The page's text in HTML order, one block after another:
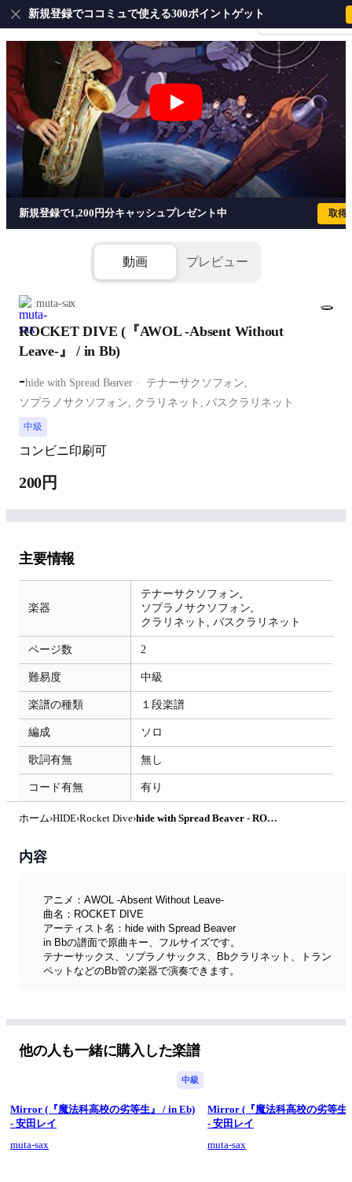
会員登録・ログイ
新規登録でココミュで使える300ポイントゲット
ROCKET DIVE (『AWOL -Absent
新規登録で1,200円分キャッシュプレゼント中 取得
動画 プレビュー
muta-sax
ROCKET DIVE (『AWOL -Absent Without
Leave-』 / in Bb)
-hide with Spread Beaver
テナーサクソフォン,
ソプラノサクソフォン, クラリネット,バスクラリネット
中級
コンビニ印刷可
200円
主要情報
楽器
テナーサクソフォン,
ソプラノサクソフォン,
クラリネット, バスクラリネット
ページ数 2
難易度 中級
楽譜の種類 １段楽譜
編成 ソロ
歌詞有無 無し
コード有無 有り
ホーム›HIDE›Rocket Dive› hide with Spread Beaver - ROCKET DIVE (『AWOL -Absent Without Leave-』 / in Bb) by muta-sax
内容
アニメ：AWOL -Absent Without Leave-
曲名：ROCKET DIVE
アーティスト名：hide with Spread Beaver
in Bbの譜面で原曲キー、フルサイズです。
テナーサックス、ソプラノサックス、Bbクラリネット、トラン
ペットなどのBb管の楽器で演奏できます。
他の人も一緒に購入した楽譜
中級
Mirror (『魔法科高校の劣等生』 / in Eb)
- 安田レイ
muta-sax
Mirror (『魔法科高校の劣等生
- 安田レイ
muta-sax